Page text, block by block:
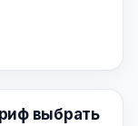
выбрать